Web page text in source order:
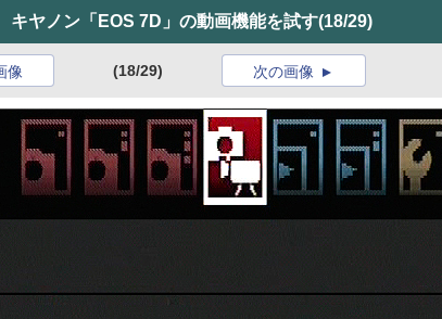
キヤノン「EOS 7D」の動画機能を試す(18/29)
像 (18/29) 次の画像